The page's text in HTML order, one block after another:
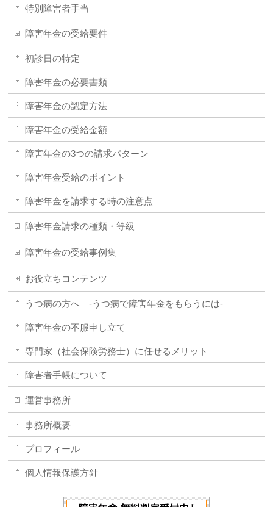
特別障害者手当
障害年金の受給要件
初診日の特定
障害年金の必要書類
障害年金の認定方法
障害年金の受給金額
障害年金の3つの請求パターン
障害年金受給のポイント
障害年金を請求する時の注意点
障害年金請求の種類・等級
障害年金の受給事例集
お役立ちコンテンツ
うつ病の方へ -うつ病で障害年金をもらうには-
障害年金の不服申し立て
専門家（社会保険労務士）に任せるメリット
障害者手帳について
運営事務所
事務所概要
プロフィール
個人情報保護方針